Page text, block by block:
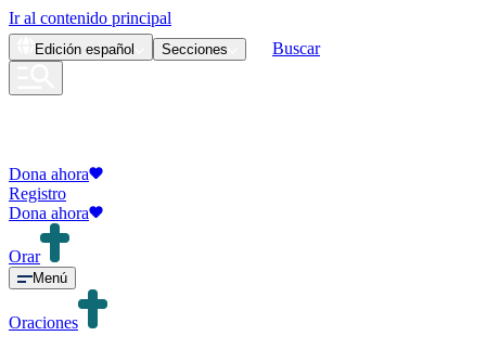
Ir al contenido principal
Edición español Secciones Buscar
Dona ahora
Registro
Dona ahora
Orar
Menú
Oraciones